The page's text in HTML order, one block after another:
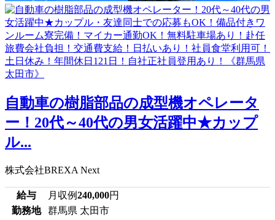
自動車の樹脂部品の成型機オペレータ
ー！20代～40代の男女活躍中★カップ
ル...
株式会社BREXA Next
給与 月収例240,000円
勤務地
群馬県 太田市